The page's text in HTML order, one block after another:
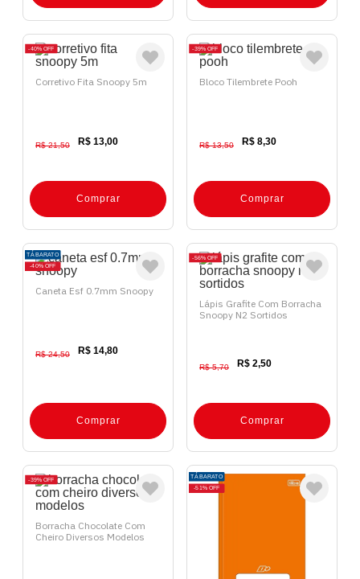
40% OFF
Corretivo Fita Snoopy 5m
R$ 21,50 R$ 13,00
Comprar
39% OFF
Bloco Tilembrete Pooh
R$ 13,50 R$ 8,30
Comprar
TÁ BARATO
40% OFF
Caneta Esf 0.7mm Snoopy
R$ 24,50 R$ 14,80
Comprar
56% OFF
Lápis Grafite Com Borracha
Snoopy N2 Sortidos
R$ 5,70 R$ 2,50
Comprar
39% OFF
Borracha Chocolate Com
Cheiro Diversos Modelos
TÁ BARATO
51% OFF